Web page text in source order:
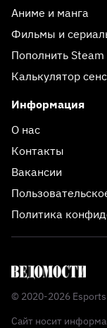
Аниме и манга
Фильмы и
Пополнить Steam
Калькулятор
Информация
О нас
Контакты
Вакансии
Политика
© 2020-2026
Сайт носит